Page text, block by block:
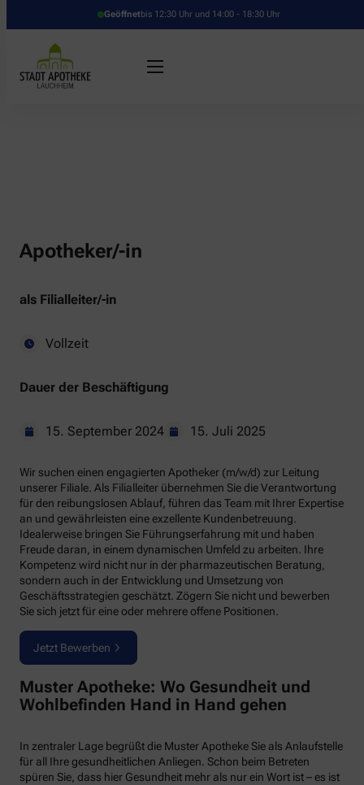
Geöffnetbis 12:30 Uhr und 14:00 - 18:30 Uhr
Apotheker/-in
als Filialleiter/-in
Vollzeit
Dauer der Beschäftigung
15. September 2024 15. Juli 2025
Wir suchen einen engagierten Apotheker (m/w/d) zur Leitung
unserer Filiale. Als Filialleiter übernehmen Sie die Verantwortung
für den reibungslosen Ablauf, führen das Team mit Ihrer Expertise
an und gewährleisten eine exzellente Kundenbetreuung.
Idealerweise bringen Sie Führungserfahrung mit und haben
Freude daran, in einem dynamischen Umfeld zu arbeiten. Ihre
Kompetenz wird nicht nur in der pharmazeutischen Beratung,
sondern auch in der Entwicklung und Umsetzung von
Geschäftsstrategien geschätzt. Zögern Sie nicht und bewerben
Sie sich jetzt für eine oder mehrere offene Positionen.
Jetzt Bewerben
Muster Apotheke: Wo Gesundheit und
Wohlbefinden Hand in Hand gehen
In zentraler Lage begrüßt die Muster Apotheke Sie als Anlaufstelle
für all Ihre gesundheitlichen Anliegen. Schon beim Betreten
spüren Sie, dass hier Gesundheit mehr als nur ein Wort ist – es ist